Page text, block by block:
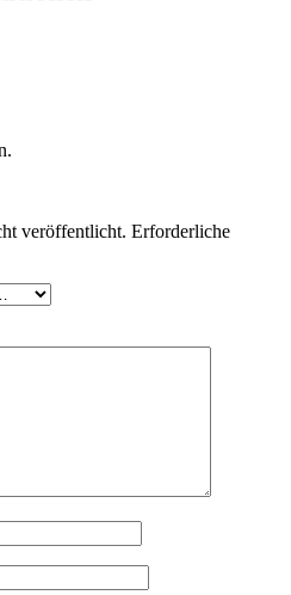
veröffentlicht. Erforderliche